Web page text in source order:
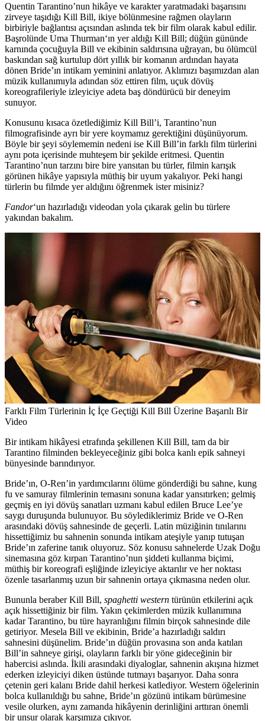
Quentin Tarantino’nun hikâye ve karakter yaratmadaki başarısını
zirveye taşıdığı Kill Bill, ikiye bölünmesine rağmen olayların
birbiriyle bağlantısı açısından aslında tek bir film olarak kabul edilir.
Başrolünde Uma Thurman‘ın yer aldığı Kill Bill; düğün gününde
karnında çocuğuyla Bill ve ekibinin saldırısına uğrayan, bu ölümcül
baskından sağ kurtulup dört yıllık bir komanın ardından hayata
dönen Bride’ın intikam yeminini anlatıyor. Aklımızı başımızdan alan
müzik kullanımıyla adından söz ettiren film, uçuk dövüş
koreografileriyle izleyiciye adeta baş döndürücü bir deneyim
sunuyor.
Konusunu kısaca özetlediğimiz Kill Bill’i, Tarantino’nun
filmografisinde ayrı bir yere koymamız gerektiğini düşünüyorum.
Böyle bir şeyi söylememin nedeni ise Kill Bill’in farklı film türlerini
aynı pota içerisinde muhteşem bir şekilde eritmesi. Quentin
Tarantino’nun tarzını bire bire yansıtan bu türler, filmin karışık
görünen hikâye yapısıyla müthiş bir uyum yakalıyor. Peki hangi
türlerin bu filmde yer aldığını öğrenmek ister misiniz?
Fandor‘un hazırladığı videodan yola çıkarak gelin bu türlere
yakından bakalım.
Farklı Film Türlerinin İç İçe Geçtiği Kill Bill Üzerine Başarılı Bir
Video
Bir intikam hikâyesi etrafında şekillenen Kill Bill, tam da bir
Tarantino filminden bekleyeceğiniz gibi bolca kanlı epik sahneyi
bünyesinde barındırıyor.
Bride’ın, O-Ren’in yardımcılarını ölüme gönderdiği bu sahne, kung
fu ve samuray filmlerinin temasını sonuna kadar yansıtırken; gelmiş
geçmiş en iyi dövüş sanatları uzmanı kabul edilen Bruce Lee’ye
saygı duruşunda bulunuyor. Bu söylediklerimiz Bride ve O-Ren
arasındaki dövüş sahnesinde de geçerli. Latin müziğinin tınılarını
hissettiğimiz bu sahnenin sonunda intikam ateşiyle yanıp tutuşan
Bride’ın zaferine tanık oluyoruz. Söz konusu sahnelerde Uzak Doğu
sinemasına göz kırpan Tarantino’nun şiddeti kullanma biçimi,
müthiş bir koreografi eşliğinde izleyiciye aktarılır ve her noktası
özenle tasarlanmış uzun bir sahnenin ortaya çıkmasına neden olur.
Bununla beraber Kill Bill, spaghetti western türünün etkilerini açık
açık hissettiğiniz bir film. Yakın çekimlerden müzik kullanımına
kadar Tarantino, bu türe hayranlığını filmin birçok sahnesinde dile
getiriyor. Mesela Bill ve ekibinin, Bride’a hazırladığı saldırı
sahnesini düşünelim. Bride’ın düğün provasına son anda katılan
Bill’in sahneye girişi, olayların farklı bir yöne gideceğinin bir
habercisi aslında. İkili arasındaki diyaloglar, sahnenin akışına hizmet
ederken izleyiciyi diken üstünde tutmayı başarıyor. Daha sonra
çetenin geri kalanı Bride dahil herkesi katlediyor. Western öğelerinin
bolca kullanıldığı bu sahne, Bride’ın gözünü intikam bürümesine
vesile olurken, aynı zamanda hikâyenin derinliğini arttıran önemli
bir unsur olarak karşımıza çıkıyor.